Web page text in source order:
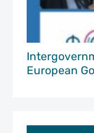
European